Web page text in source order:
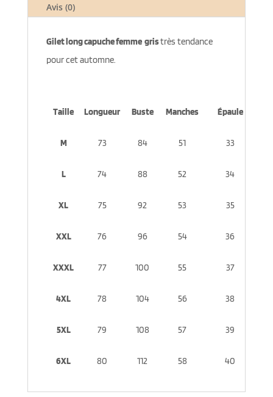
Avis (0)
Gilet long capuche femme gristrès tendance
pour cet automne.
Taille Longueur Buste Manches Épaule
M 73 84 51 33
L 74 88 52 34
XL 75 92 53 35
XXL 76 96 54 36
XXXL 77 100 55 37
4XL 78 104 56 38
5XL 79 108 57 39
6XL 80 112 58 40